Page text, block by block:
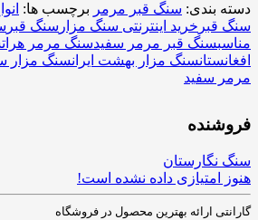
دسته بندی: سنگ قبر مرمر برچسب ها:
سنگ قبر خرید اینترنتی سنگ مزار سنگ قبر
مناسبسنگ قبر مرمر سفیدسنگ مرمر هرات
افغانستانسنگ مزار بهشت ایرانسنگ مزار
مرمر سفید
فروشنده
سنگ نگارستان
هنوز امتیازی داده نشده است!
گارانتی ارائه بهترین محصول در فروشگاه